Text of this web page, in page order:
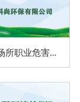
东莞工作场所职业危害因素检测与评价